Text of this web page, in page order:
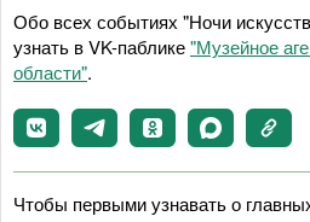
Обо всех событиях "Ночи
узнать в VK-паблике"Музейное
области".
Чтобы первыми узнавать о